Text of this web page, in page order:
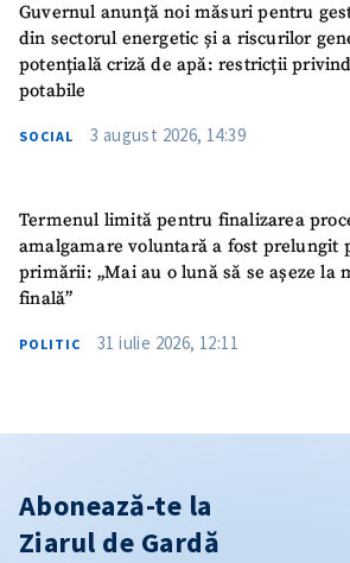
Guvernul anunță noi măsuri pentru
din sectorul energetic și a riscurilor
potențială criză de apă: restricții
potabile
SOCIAL 3 august 2026, 14:39
Termenul limită pentru finalizarea
amalgamare voluntară a fost prelungit
primării: „Mai au o lună să se așeze la
finală”
POLITIC 31 iulie 2026, 12:11
Abonează-te la
Ziarul de Gardă